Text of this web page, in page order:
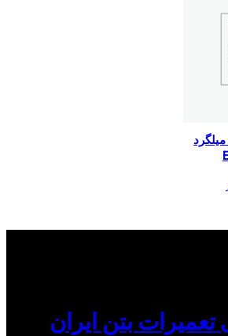
تعمیرات بتن ایران